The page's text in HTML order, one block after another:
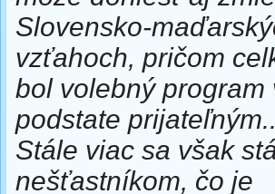
Slovensko-
vzťahoch, pričom
bol volebný program
podstate
Stále viac sa však
nešťastníkom, čo je